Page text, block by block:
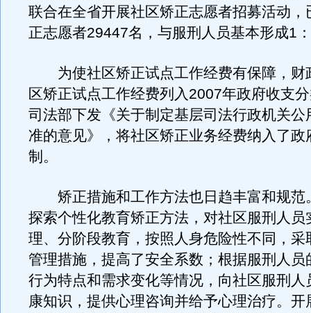
联合在全省开展社区矫正志愿者招募活动，
正志愿者29447名，与服刑人员基本形成1
为使社区矫正试点工作经费有保障，财
区矫正试点工作经费列入2007年政府收支
司法部下发《关于制定基层司法行政机关公
准的意见》，将社区矫正业务经费纳入了政
制。
矫正措施和工作方法也日趋丰富和规范
探索个性化教育矫正方法，对社区服刑人员
理、分阶段教育，按照人身危险性不同，采
管理措施，提高了安全系数；根据服刑人员
行为特点和需求变化等情况，向社区服刑人
康知识，提供心理咨询并给予心理治疗。开